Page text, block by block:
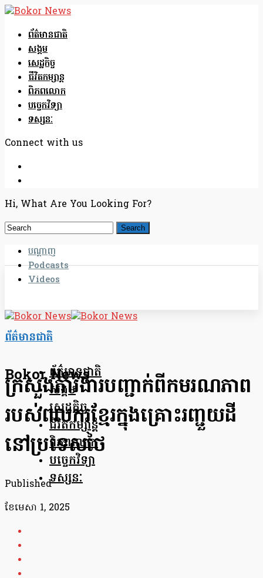
ព័ត៌មានជាតិ
សង្គម
សេដ្ឋកិច្ច
ជីវិតកម្សាន្ត
ពិភពលោក
បច្ចេកវិទ្យា
ទស្សនៈ
Connect with us
Hi, What Are You Looking For?
បណ្តាញ
Podcasts
Videos
Bokor News
ព័ត៌មានជាតិ
សង្គម
សេដ្ឋកិច្ច
ជីវិតកម្សាន្ត
ពិភពលោក
បច្ចេកវិទ្យា
ទស្សនៈ
ព័ត៌មានជាតិ
ក្រសួងការងារបញ្ជាក់ពីកមរណភាព
របស់ពលករខ្មែរក្នុងគ្រោះរញ្ជួយដី
នៅប្រទេសថៃ
Published
ខែ​មេសា 1, 2025